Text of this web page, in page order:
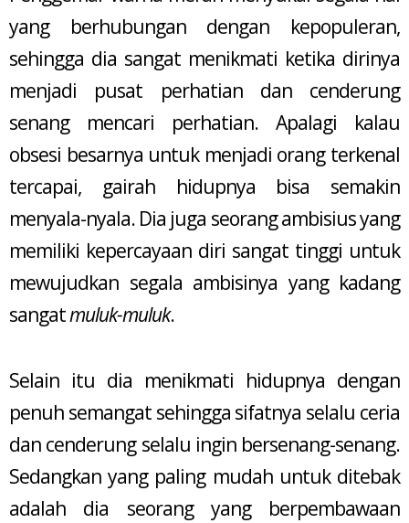
yang berhubungan dengan kepopuleran,
sehingga dia sangat menikmati ketika dirinya
menjadi pusat perhatian dan cenderung
senang mencari perhatian. Apalagi kalau
obsesi besarnya untuk menjadi orang terkenal
tercapai, gairah hidupnya bisa semakin
menyala-nyala. Dia juga seorang ambisius yang
memiliki kepercayaan diri sangat tinggi untuk
mewujudkan segala ambisinya yang kadang
sangatmuluk-muluk.
Selain itu dia menikmati hidupnya dengan
penuh semangat sehingga sifatnya selalu ceria
dan cenderung selalu ingin bersenang-senang.
Sedangkan yang paling mudah untuk ditebak
adalah dia seorang yang berpembawaan